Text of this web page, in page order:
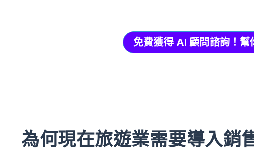
免費獲得 AI 顧問諮詢！
為何現在旅遊業需要導入銷